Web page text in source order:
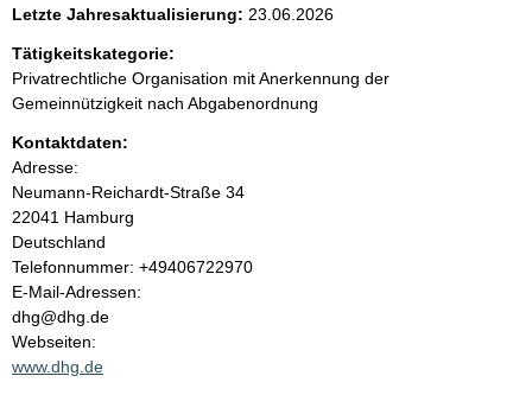
i
n
h
a
l
t
Letzte Jahresaktualisierung: 23.06.2026
Tätigkeitskategorie:
Privatrechtliche Organisation mit Anerkennung der
Gemeinnützigkeit nach Abgabenordnung
Kontaktdaten:
Adresse:
Neumann-Reichardt-Straße 34
22041 Hamburg
Deutschland
K
o
n
t
a
Telefonnummer: +49406722970
E-Mail-Adressen:
dhg@dhg.de
Webseiten:
www.dhg.de